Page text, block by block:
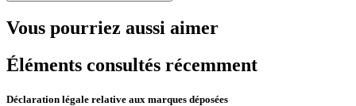
Vous pourriez aussi aimer
Éléments consultés récemment
Déclaration légale relative aux marques déposées